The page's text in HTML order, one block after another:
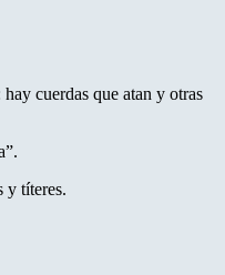
cuerdas que atan y otras
y títeres.